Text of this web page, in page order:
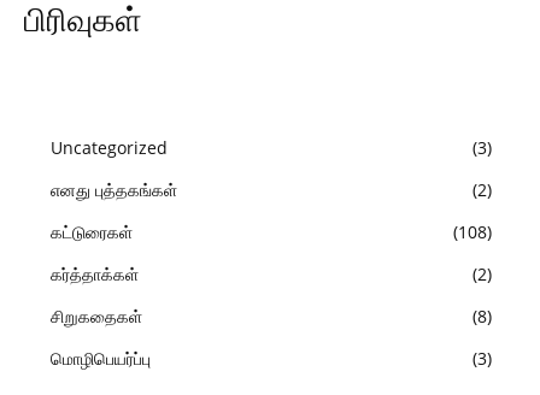
பிரிவுகள்
Uncategorized
3
எனது புத்தகங்கள்
2
கட்டுரைகள்
108
கர்த்தாக்கள்
2
சிறுகதைகள்
8
மொழிபெயர்ப்பு
3